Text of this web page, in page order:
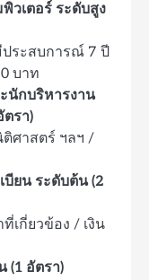
วเตอร์ ระดับสูง
ระสบการณ์ 7 ปี
บาท
นักบริหารงาน
รา)
ศาสตร์ ฯลฯ /
บียน ระดับต้น (2
เกี่ยวข้อง / เงิน
(1 อัตรา)